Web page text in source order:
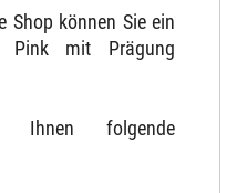
Shop können Sie ein
Pink mit Prägung
Ihnen folgende